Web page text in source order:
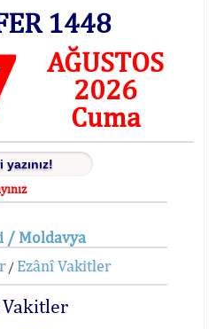
1448
AĞUSTOS
2026
Cuma
/ Moldavya
/ Ezânî Vakitler
Vakitler